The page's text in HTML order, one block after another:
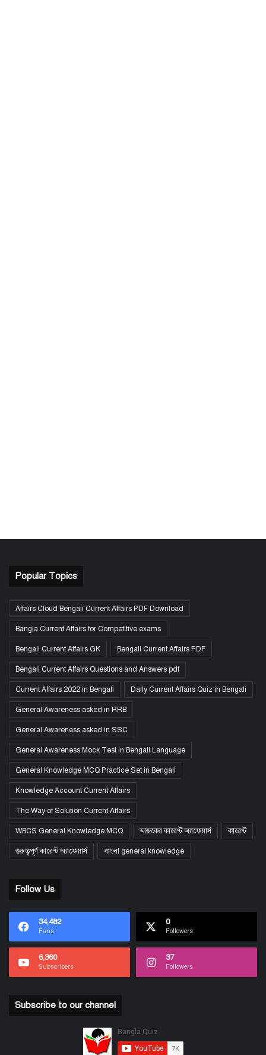
Popular Topics
Affairs Cloud Bengali Current Affairs PDF Download
Bangla Current Affairs for Competitive exams
Bengali Current Affairs GK Bengali Current Affairs PDF
Bengali Current Affairs Questions and Answers pdf
Current Affairs 2022 in Bengali Daily Current Affairs Quiz in Bengali
General Awareness asked in RRB
General Awareness asked in SSC
General Awareness Mock Test in Bengali Language
General Knowledge MCQ Practice Set in Bengali
Knowledge Account Current Affairs
The Way of Solution Current Affairs
WBCS General Knowledge MCQ আজকের কারেন্ট অ্যাফেয়ার্স কারেন্ট
গুরুত্বপূর্ণ কারেন্ট অ্যাফেয়ার্স বাংলা general knowledge
Follow Us
34,482
Fans
0
Followers
6,360
Subscribers
37
Followers
Subscribe to our channel